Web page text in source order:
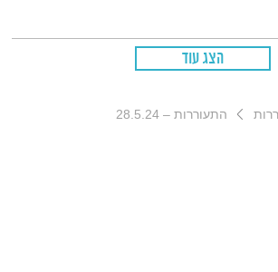
הצג עוד
התעוררות – 28.5.24